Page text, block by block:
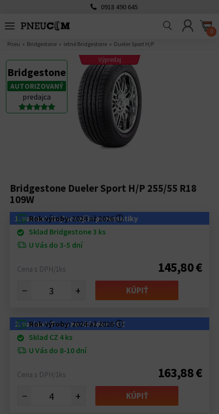
0918 490 645
0
Pneu Bridgestone letné Bridgestone Dueler Sport H/P
Bridgestone
AUTORIZOVANÝ
predajca
Výpredaj
Bridgestone Dueler Sport H/P 255/55 R18
109W
1. variant: Najlacnejšie pneumatiky
Rok výroby:2024 až 2026ⓘ
Sklad Bridgestone 3 ks
U Vás do 3-5 dní
Cena s DPH/1ks 145,80 €
− + KÚPIŤ
2. variant: Pneu zo skladov v CZ
Rok výroby:2024 až 2026ⓘ
Sklad CZ 4 ks
U Vás do 8-10 dní
Cena s DPH/1ks 163,88 €
− + KÚPIŤ